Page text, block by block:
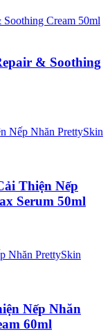
& Soothing
Thiện Nếp
Serum 50ml
Nếp Nhăn
60ml